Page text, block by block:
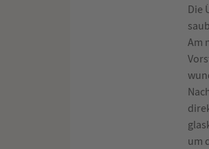
Die
Am
um